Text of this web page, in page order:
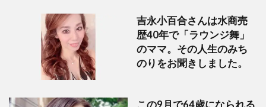
吉永小百合さんは水商売
歴40年で「ラウンジ舞」
のママ。その人生のみち
のりをお聞きしました。